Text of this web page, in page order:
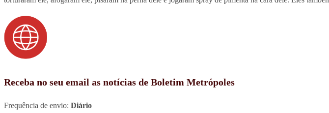
Receba no seu email as notícias de Boletim Metrópoles
Frequência de envio: Diário